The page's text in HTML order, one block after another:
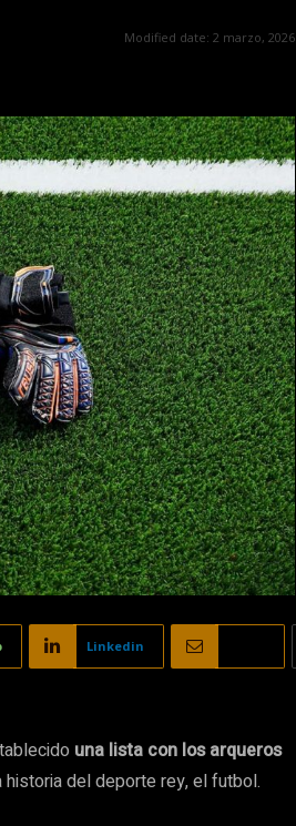
Modified date: 2 marzo, 2026
Linkedin
una lista con los arqueros
del deporte rey, el futbol.